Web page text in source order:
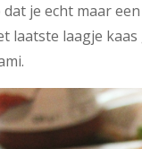
je echt maar
laatste laagje